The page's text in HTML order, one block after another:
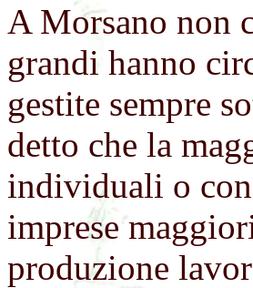
A Morsano non
grandi hanno
gestite sempre
detto che la
individuali o
imprese
produzione